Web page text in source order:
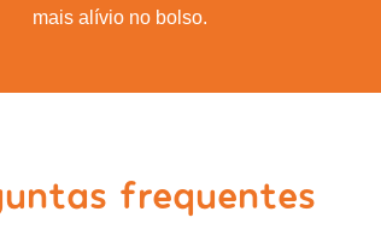
mais alívio no bolso.
frequentes